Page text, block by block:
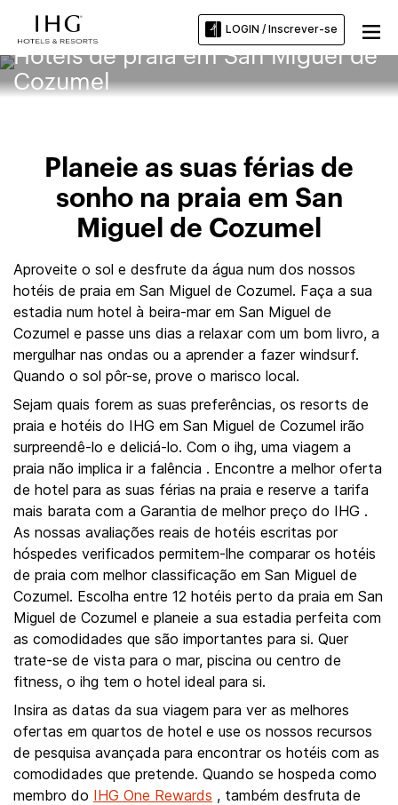
LOGIN / Inscrever-se
Hotéis de praia em San Miguel de
Cozumel
Planeie as suas férias de
sonho na praia em San
Miguel de Cozumel
Aproveite o sol e desfrute da água num dos nossos
hotéis de praia em San Miguel de Cozumel. Faça a sua
estadia num hotel à beira-mar em San Miguel de
Cozumel e passe uns dias a relaxar com um bom livro, a
mergulhar nas ondas ou a aprender a fazer windsurf.
Quando o sol pôr-se, prove o marisco local.
Sejam quais forem as suas preferências, os resorts de
praia e hotéis do IHG em San Miguel de Cozumel irão
surpreendê-lo e deliciá-lo. Com o ihg, uma viagem a
praia não implica ir a falência . Encontre a melhor oferta
de hotel para as suas férias na praia e reserve a tarifa
mais barata com a Garantia de melhor preço do IHG .
As nossas avaliações reais de hotéis escritas por
hóspedes verificados permitem-lhe comparar os hotéis
de praia com melhor classificação em San Miguel de
Cozumel. Escolha entre 12 hotéis perto da praia em San
Miguel de Cozumel e planeie a sua estadia perfeita com
as comodidades que são importantes para si. Quer
trate-se de vista para o mar, piscina ou centro de
fitness, o ihg tem o hotel ideal para si.
Insira as datas da sua viagem para ver as melhores
ofertas em quartos de hotel e use os nossos recursos
de pesquisa avançada para encontrar os hotéis com as
comodidades que pretende. Quando se hospeda como
membro do IHG One Rewards , também desfruta de